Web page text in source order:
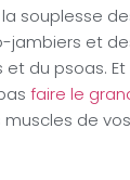
souplesse
jambiers et
du psoas. Et
faire le
muscles de